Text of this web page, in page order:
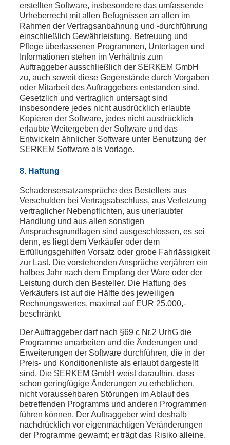
erstellten Software, insbesondere das umfassende
Urheberrecht mit allen Befugnissen an allen im
Rahmen der Vertragsanbahnung und -durchführung
einschließlich Gewährleistung, Betreuung und
Pflege überlassenen Programmen, Unterlagen und
Informationen stehen im Verhältnis zum
Auftraggeber ausschließlich der SERKEM GmbH
zu, auch soweit diese Gegenstände durch Vorgaben
oder Mitarbeit des Auftraggebers entstanden sind.
Gesetzlich und vertraglich untersagt sind
insbesondere jedes nicht ausdrücklich erlaubte
Kopieren der Software, jedes nicht ausdrücklich
erlaubte Weitergeben der Software und das
Entwickeln ähnlicher Software unter Benutzung der
SERKEM Software als Vorlage.
8. Haftung
Schadensersatzansprüche des Bestellers aus
Verschulden bei Vertragsabschluss, aus Verletzung
vertraglicher Nebenpflichten, aus unerlaubter
Handlung und aus allen sonstigen
Anspruchsgrundlagen sind ausgeschlossen, es sei
denn, es liegt dem Verkäufer oder dem
Erfüllungsgehilfen Vorsatz oder grobe Fahrlässigkeit
zur Last. Die vorstehenden Ansprüche verjähren ein
halbes Jahr nach dem Empfang der Ware oder der
Leistung durch den Besteller. Die Haftung des
Verkäufers ist auf die Hälfte des jeweiligen
Rechnungswertes, maximal auf EUR 25.000,-
beschränkt.
Der Auftraggeber darf nach §69 c Nr.2 UrhG die
Programme umarbeiten und die Änderungen und
Erweiterungen der Software durchführen, die in der
Preis- und Konditionenliste als erlaubt dargestellt
sind. Die SERKEM GmbH weist daraufhin, dass
schon geringfügige Änderungen zu erheblichen,
nicht voraussehbaren Störungen im Ablauf des
betreffenden Programms und anderen Programmen
führen können. Der Auftraggeber wird deshalb
nachdrücklich vor eigenmächtigen Veränderungen
der Programme gewarnt; er trägt das Risiko alleine.